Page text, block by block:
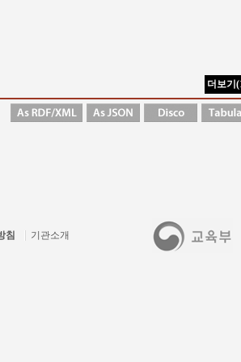
침 기관소개